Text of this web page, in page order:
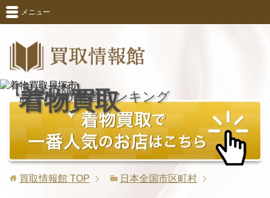
メニュー
【貝塚市版】
着物買取
おすすめ業者ランキング
買取情報館 TOP 日本全国市区町村